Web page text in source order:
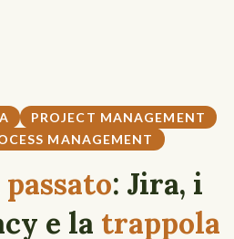
PROJECT MANAGEMENT
MANAGEMENT
: Jira, i
e la trappola